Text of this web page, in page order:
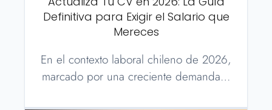
Definitiva para Exigir el Salario que
Mereces
En el contexto laboral chileno de 2026,
marcado por una creciente demanda…